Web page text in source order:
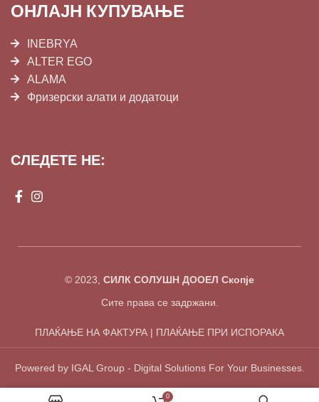
ОНЛАЈН КУПУВАЊЕ
INEBRYA
ALTER EGO
ALAMA
Фризерски алати и додатоци
СЛЕДЕТЕ НЕ:
© 2023, СИЛК СОЛУШН ДООЕЛ Скопје
Сите права се задржани.
ПЛАЌАЊЕ НА ФАКТУРА | ПЛАЌАЊЕ ПРИ ИСПОРАКА
Powered by IGAL Group - Digital Solutions For Your Businesses.
0